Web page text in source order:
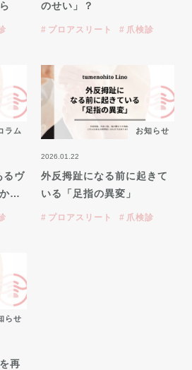
のせい」？
プロアスリート 爪検診
ラム
るヴ
か…
お知らせ
2026.01.22
外反拇趾になる前に起きて
いる「足指の異変」
プロアスリート 爪検診
らせ
再